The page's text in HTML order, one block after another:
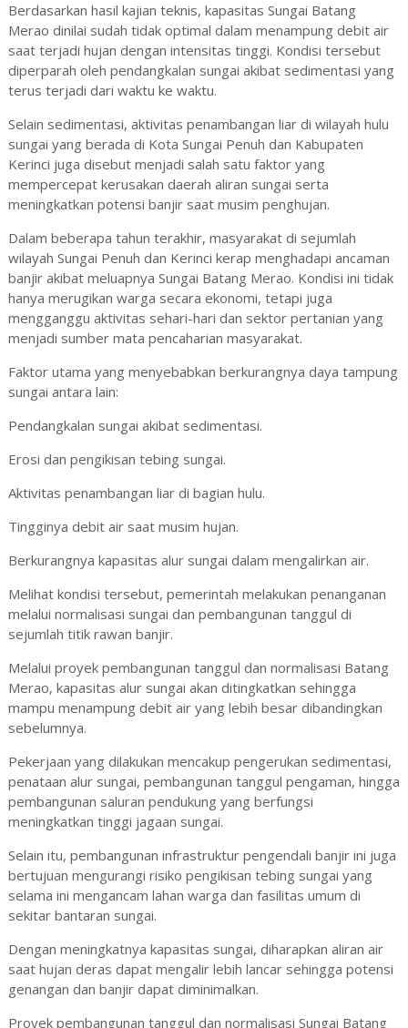
Berdasarkan hasil kajian teknis, kapasitas Sungai Batang
Merao dinilai sudah tidak optimal dalam menampung debit air
saat terjadi hujan dengan intensitas tinggi. Kondisi tersebut
diperparah oleh pendangkalan sungai akibat sedimentasi yang
terus terjadi dari waktu ke waktu.
Selain sedimentasi, aktivitas penambangan liar di wilayah hulu
sungai yang berada di Kota Sungai Penuh dan Kabupaten
Kerinci juga disebut menjadi salah satu faktor yang
mempercepat kerusakan daerah aliran sungai serta
meningkatkan potensi banjir saat musim penghujan.
Dalam beberapa tahun terakhir, masyarakat di sejumlah
wilayah Sungai Penuh dan Kerinci kerap menghadapi ancaman
banjir akibat meluapnya Sungai Batang Merao. Kondisi ini tidak
hanya merugikan warga secara ekonomi, tetapi juga
mengganggu aktivitas sehari-hari dan sektor pertanian yang
menjadi sumber mata pencaharian masyarakat.
Faktor utama yang menyebabkan berkurangnya daya tampung
sungai antara lain:
Pendangkalan sungai akibat sedimentasi.
Erosi dan pengikisan tebing sungai.
Aktivitas penambangan liar di bagian hulu.
Tingginya debit air saat musim hujan.
Berkurangnya kapasitas alur sungai dalam mengalirkan air.
Melihat kondisi tersebut, pemerintah melakukan penanganan
melalui normalisasi sungai dan pembangunan tanggul di
sejumlah titik rawan banjir.
Melalui proyek pembangunan tanggul dan normalisasi Batang
Merao, kapasitas alur sungai akan ditingkatkan sehingga
mampu menampung debit air yang lebih besar dibandingkan
sebelumnya.
Pekerjaan yang dilakukan mencakup pengerukan sedimentasi,
penataan alur sungai, pembangunan tanggul pengaman, hingga
pembangunan saluran pendukung yang berfungsi
meningkatkan tinggi jagaan sungai.
Selain itu, pembangunan infrastruktur pengendali banjir ini juga
bertujuan mengurangi risiko pengikisan tebing sungai yang
selama ini mengancam lahan warga dan fasilitas umum di
sekitar bantaran sungai.
Dengan meningkatnya kapasitas sungai, diharapkan aliran air
saat hujan deras dapat mengalir lebih lancar sehingga potensi
genangan dan banjir dapat diminimalkan.
Proyek pembangunan tanggul dan normalisasi Sungai Batang